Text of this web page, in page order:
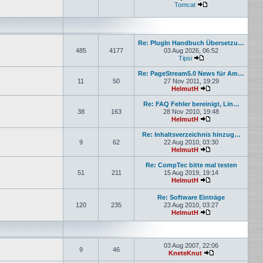
Tomcat
485 4177
Re: PlugIn Handbuch Übersetzu…
03 Aug 2026, 06:52
Tipsi
11 50
Re: PageStream5.0 News für Am…
27 Nov 2011, 19:29
HelmutH
Neuester Beitrag
38 163
Re: FAQ Fehler bereinigt, Lin…
28 Nov 2010, 19:48
HelmutH
9 62
Re: Inhaltsverzeichnis hinzug…
22 Aug 2010, 03:30
HelmutH
Neuester Beitrag
51 211
Re: CompTec bitte mal testen
15 Aug 2019, 19:14
HelmutH
120 235
Re: Software Einträge
23 Aug 2010, 03:27
HelmutH
9 46
03 Aug 2007, 22:06
KneteKnut